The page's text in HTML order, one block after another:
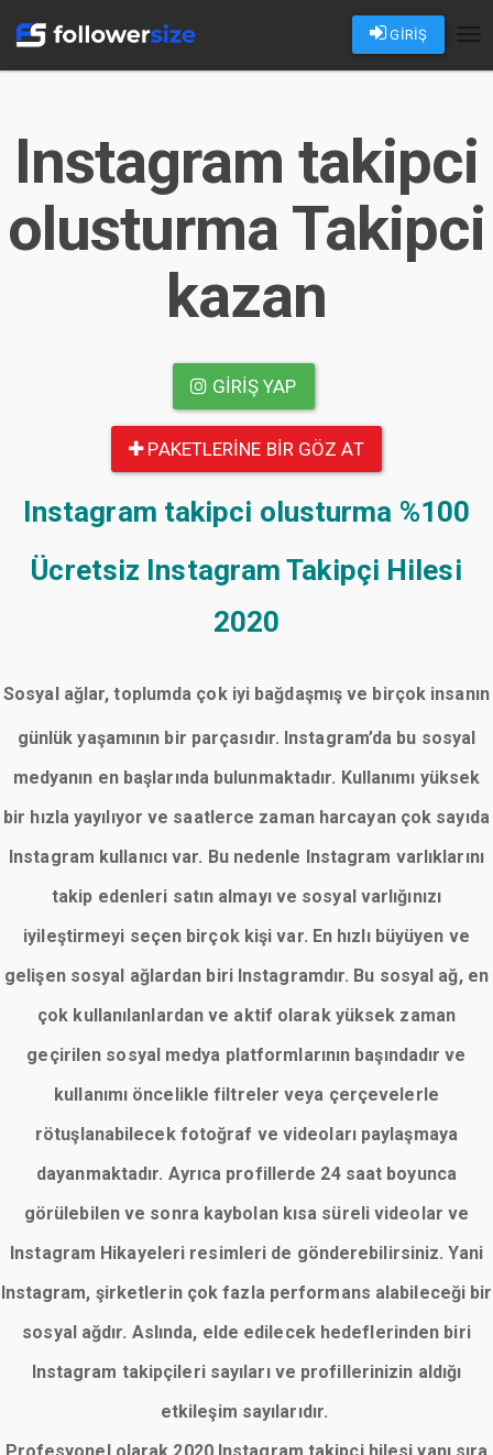
GİRİŞ
Instagram takipci
olusturma Takipci
kazan
GIRIŞ YAP
PAKETLERINE BIR GÖZ AT
Instagram takipci olusturma %100
Ücretsiz Instagram Takipçi Hilesi
2020
Sosyal ağlar, toplumda çok iyi bağdaşmış ve birçok insanın
günlük yaşamının bir parçasıdır. Instagram’da bu sosyal
medyanın en başlarında bulunmaktadır. Kullanımı yüksek
bir hızla yayılıyor ve saatlerce zaman harcayan çok sayıda
Instagram kullanıcı var. Bu nedenle Instagram varlıklarını
takip edenleri satın almayı ve sosyal varlığınızı
iyileştirmeyi seçen birçok kişi var. En hızlı büyüyen ve
gelişen sosyal ağlardan biri Instagramdır. Bu sosyal ağ, en
çok kullanılanlardan ve aktif olarak yüksek zaman
geçirilen sosyal medya platformlarının başındadır ve
kullanımı öncelikle filtreler veya çerçevelerle
rötuşlanabilecek fotoğraf ve videoları paylaşmaya
dayanmaktadır. Ayrıca profillerde 24 saat boyunca
görülebilen ve sonra kaybolan kısa süreli videolar ve
Instagram Hikayeleri resimleri de gönderebilirsiniz. Yani
Instagram, şirketlerin çok fazla performans alabileceği bir
sosyal ağdır. Aslında, elde edilecek hedeflerinden biri
Instagram takipçileri sayıları ve profillerinizin aldığı
etkileşim sayılarıdır.